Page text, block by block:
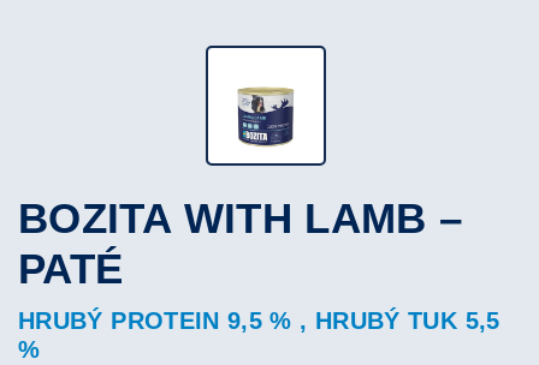
BOZITA WITH LAMB –
PATÉ
HRUBÝ PROTEIN 9,5 % , HRUBÝ TUK 5,5
%